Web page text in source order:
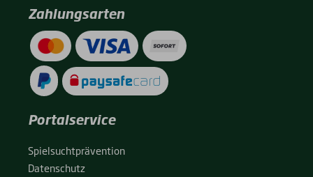
Zahlungsarten
Portalservice
Spiel­sucht­prä­ven­ti­on
Daten­schutz